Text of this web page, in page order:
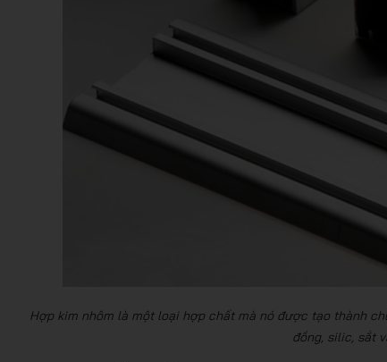
Hợp kim nhôm là một loại hợp chất mà nó được tạo thành
đồng, silic, sắt